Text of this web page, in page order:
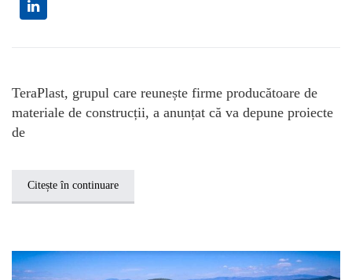
TeraPlast, grupul care reunește firme producătoare de
materiale de construcții, a anunțat că va depune proiecte
de
Citește în continuare